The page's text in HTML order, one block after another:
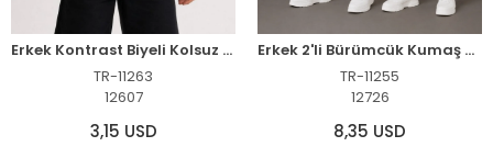
Erkek Kontrast Biyeli Kolsuz Atlet Bisiklet Yaka Yazlık Basic Atlet - Turkuaz
TR-11263
12607
3,15 USD
Erkek 2'li Bürümcük Kumaş Beli Lastikli Bağcıklı Bol Paça Pantolon - Beyaz/Vizon
TR-11255
12726
8,35 USD